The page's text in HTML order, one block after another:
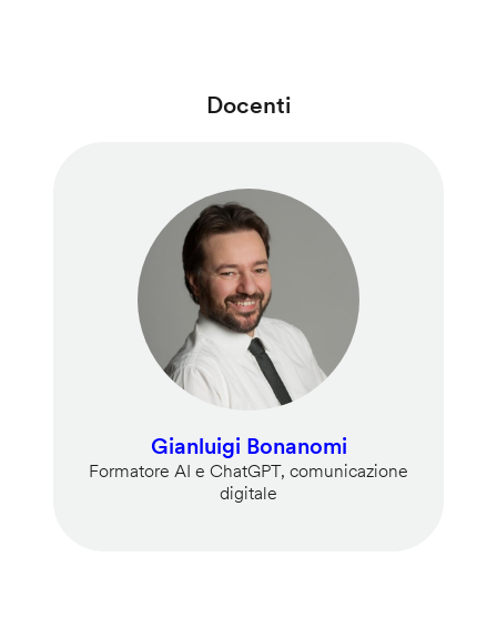
Docenti
Gianluigi Bonanomi
Formatore AI e ChatGPT, comunicazione
digitale